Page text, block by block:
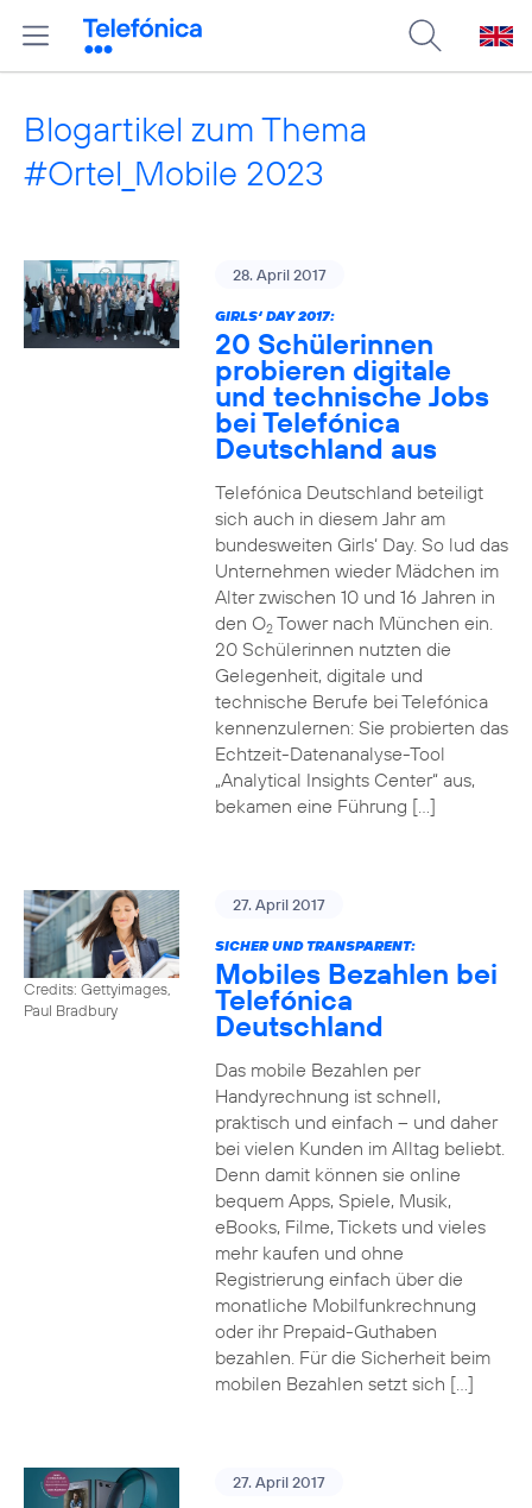
Blogartikel zum Thema
#Ortel_Mobile 2023
28. April 2017
GIRLS‘ DAY 2017:
20 Schülerinnen
probieren digitale
und technische Jobs
bei Telefónica
Deutschland aus
Telefónica Deutschland beteiligt
sich auch in diesem Jahr am
bundesweiten Girls‘ Day. So lud das
Unternehmen wieder Mädchen im
Alter zwischen 10 und 16 Jahren in
den O2Tower nach München ein.
20 Schülerinnen nutzten die
Gelegenheit, digitale und
technische Berufe bei Telefónica
kennenzulernen: Sie probierten das
Echtzeit-Datenanalyse-Tool
„Analytical Insights Center“ aus,
bekamen eine Führung […]
Credits: Gettyimages,
Paul Bradbury
27. April 2017
SICHER UND TRANSPARENT:
Mobiles Bezahlen bei
Telefónica
Deutschland
Das mobile Bezahlen per
Handyrechnung ist schnell,
praktisch und einfach – und daher
bei vielen Kunden im Alltag beliebt.
Denn damit können sie online
bequem Apps, Spiele, Musik,
eBooks, Filme, Tickets und vieles
mehr kaufen und ohne
Registrierung einfach über die
monatliche Mobilfunkrechnung
oder ihr Prepaid-Guthaben
bezahlen. Für die Sicherheit beim
mobilen Bezahlen setzt sich […]
27. April 2017